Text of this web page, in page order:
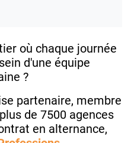
où chaque journée
d'une équipe
?
partenaire, membre
de 7500 agences
en alternance,